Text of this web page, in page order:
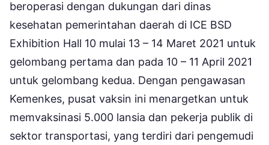
beroperasi dengan dukungan dari dinas
kesehatan pemerintahan daerah di ICE BSD
Exhibition Hall 10 mulai 13 – 14 Maret 2021 untuk
gelombang pertama dan pada 10 – 11 April 2021
untuk gelombang kedua. Dengan pengawasan
Kemenkes, pusat vaksin ini menargetkan untuk
memvaksinasi 5.000 lansia dan pekerja publik di
sektor transportasi, yang terdiri dari pengemudi